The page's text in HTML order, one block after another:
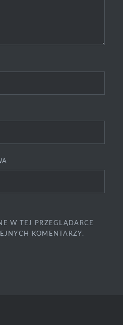
W TEJ PRZEGLĄDARCE
KOMENTARZY.